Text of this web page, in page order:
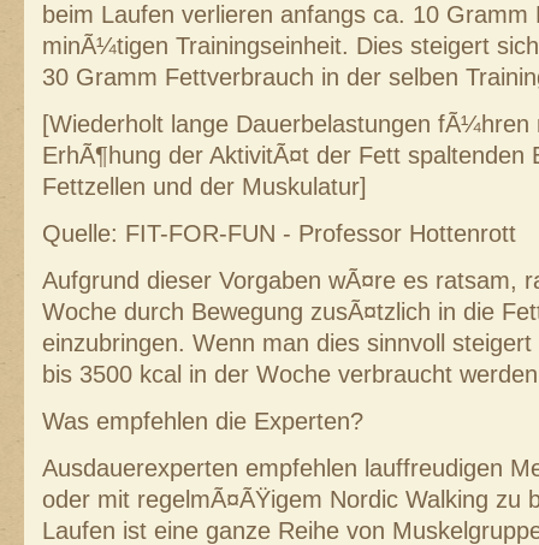
beim Laufen verlieren anfangs ca. 10 Gramm
minÃ¼tigen Trainingseinheit. Dies steigert
30 Gramm Fettverbrauch in der selben
[Wiederholt lange Dauerbelastungen fÃ¼hren
ErhÃ¶hung der AktivitÃ¤t der Fett spaltenden
Fettzellen und der Muskulatur]
Quelle: FIT-FOR-FUN - Professor Hottenrott
Aufgrund dieser Vorgaben wÃ¤re es ratsam,
Woche durch Bewegung zusÃ¤tzlich in die
einzubringen. Wenn man dies sinnvoll
bis 3500 kcal in der Woche verbraucht
Was empfehlen die Experten?
Ausdauerexperten empfehlen lauffreudigen
oder mit regelmÃ¤ÃŸigem Nordic Walking zu
Laufen ist eine ganze Reihe von